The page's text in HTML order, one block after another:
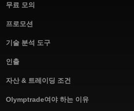
무료 모의
프로모션
기술 분석 도구
인출
자산 & 트레이딩 조건
Olymptrade여야 하는 이유